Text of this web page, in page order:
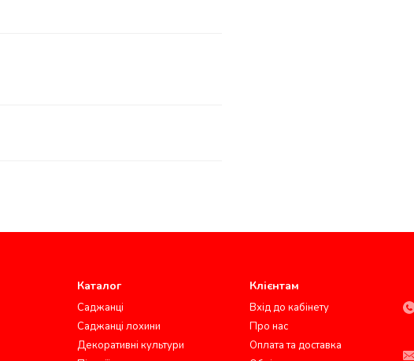
Каталог
Саджанці
Саджанці лохини
Декоративні культури
Клієнтам
Вхід до кабінету
Про нас
Оплата та доставка